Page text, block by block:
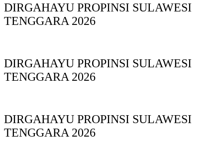
DIRGAHAYU PROPINSI SULAWESI
TENGGARA 2026
DIRGAHAYU PROPINSI SULAWESI
TENGGARA 2026
DIRGAHAYU PROPINSI SULAWESI
TENGGARA 2026